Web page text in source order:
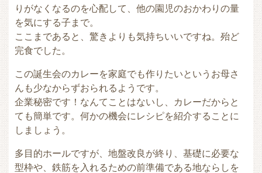
りがなくなるのを心配して、他の園児のおかわりの量
を気にする子まで。
ここまであると、驚きよりも気持ちいいですね。殆ど
完食でした。
この誕生会のカレーを家庭でも作りたいというお母さ
んも少なからずおられるようです。
企業秘密です！なんてことはないし、カレーだからと
ても簡単です。何かの機会にレシピを紹介することに
しましょう。
多目的ホールですが、地盤改良が終り、基礎に必要な
型枠や、鉄筋を入れるための前準備である地ならしを